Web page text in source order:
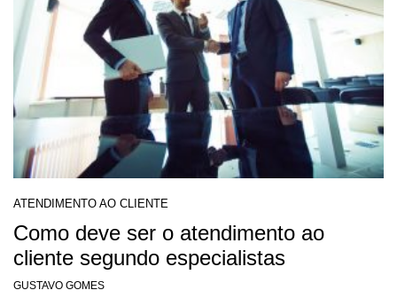
ATENDIMENTO AO CLIENTE
Como deve ser o atendimento ao
cliente segundo especialistas
GUSTAVO GOMES